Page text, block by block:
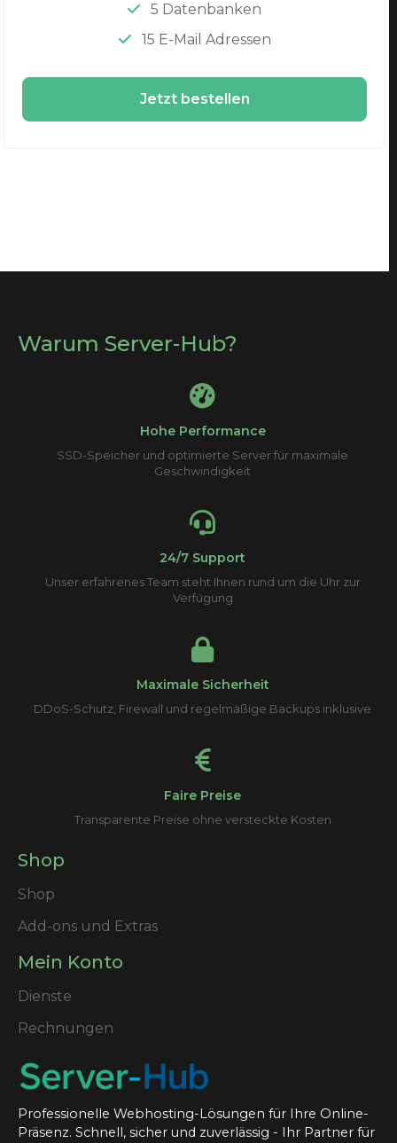
5 Datenbanken
15 E-Mail Adressen
Jetzt bestellen
Warum Server-Hub?
Hohe Performance
SSD-Speicher und optimierte Server für maximale
Geschwindigkeit
24/7 Support
Unser erfahrenes Team steht Ihnen rund um die Uhr zur
Verfügung
Maximale Sicherheit
DDoS-Schutz, Firewall und regelmäßige Backups inklusive
Faire Preise
Transparente Preise ohne versteckte Kosten
Shop
Shop
Add-ons und Extras
Mein Konto
Dienste
Rechnungen
Professionelle Webhosting-Lösungen für Ihre Online-
Präsenz. Schnell, sicher und zuverlässig - Ihr Partner für